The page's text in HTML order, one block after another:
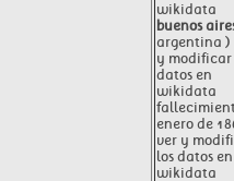
wikidata
buenos
argentina )
y modificar
datos en
wikidata
enero de
ver y
los datos en
wikidata